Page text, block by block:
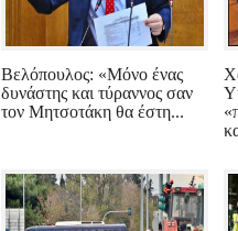
Βελόπουλος: «Μόνο ένας
δυνάστης και τύραννος σαν
τον Μητσοτάκη θα έστη...